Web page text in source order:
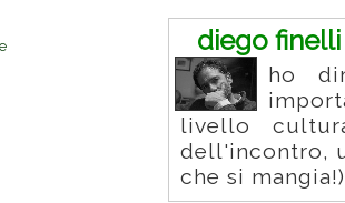
diego finelli
ho
livello
dell'incontro,
che si mangia!)